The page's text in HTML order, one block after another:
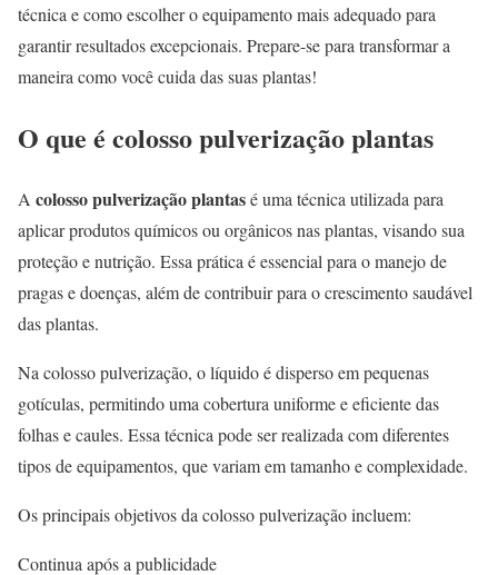
técnica e como escolher o equipamento mais adequado para
garantir resultados excepcionais. Prepare-se para transformar a
maneira como você cuida das suas plantas!
O que é colosso pulverização plantas
A colosso pulverização plantasé uma técnica utilizada para
aplicar produtos químicos ou orgânicos nas plantas, visando sua
proteção e nutrição. Essa prática é essencial para o manejo de
pragas e doenças, além de contribuir para o crescimento saudável
das plantas.
Na colosso pulverização, o líquido é disperso em pequenas
gotículas, permitindo uma cobertura uniforme e eficiente das
folhas e caules. Essa técnica pode ser realizada com diferentes
tipos de equipamentos, que variam em tamanho e complexidade.
Os principais objetivos da colosso pulverização incluem:
Continua após a publicidade